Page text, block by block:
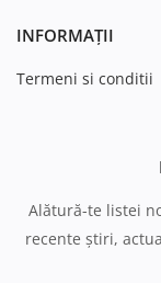
INFORMAȚII
Termeni si conditii
Alătură-te listei
recente știri,